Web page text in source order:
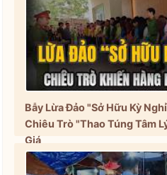
Bẫy Lừa Đảo "Sở Hữu Kỳ
Chiêu Trò "Thao Túng Tâm
Giá